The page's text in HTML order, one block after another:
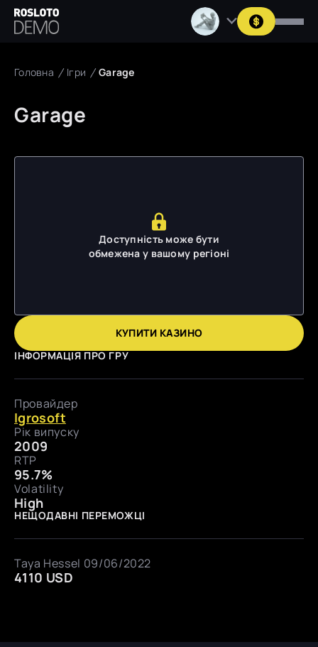
Головна Ігри Garage
Garage
Доступність може бути
обмежена у вашому регіоні
ІНФОРМАЦІЯ ПРО ГРУ
Провайдер
Igrosoft
Рік випуску
2009
RTP
95.7%
Volatility
High
НЕЩОДАВНІ ПЕРЕМОЖЦІ
Taya Hessel 09/06/2022
4110 USD
КУПИТИ КАЗИНО